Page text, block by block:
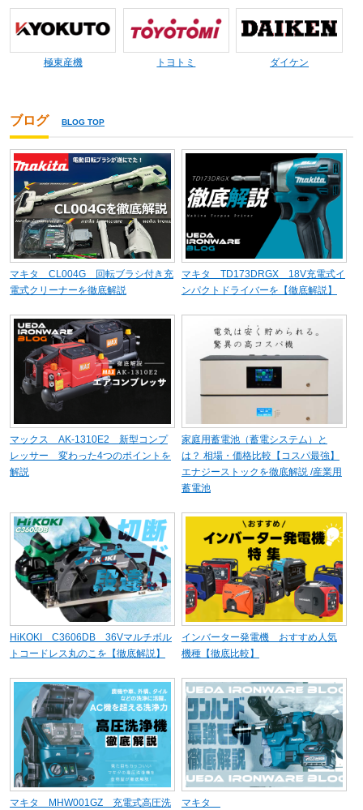
極東産機 トヨトミ ダイケン
ブログ BLOG TOP
マキタ CL004G 回転ブラシ付き充
電式クリーナーを徹底解説
マキタ TD173DRGX 18V充電式イ
ンパクトドライバーを【徹底解説】
マックス AK-1310E2 新型コンプ
レッサー 変わった4つのポイントを
解説
家庭用蓄電池（蓄電システム）と
は？ 相場・価格比較【コスパ最強】
エナジーストックを徹底解説 /産業用
蓄電池
HiKOKI C3606DB 36Vマルチボル
トコードレス丸のこを【徹底解説】
インバーター発電機 おすすめ人気
機種【徹底比較】
マキタ MHW001GZ 充電式高圧洗
マキタ